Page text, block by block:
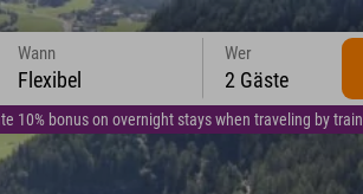
10% bonus on overnight stays when traveling by train
Wann
Flexibel
Wer
2 Gäste